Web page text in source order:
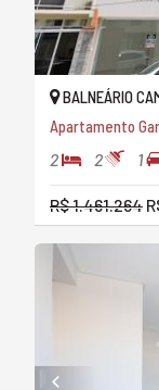
BALNEÁRIO
Apartamento
2 2 1
R$ 1.461.264